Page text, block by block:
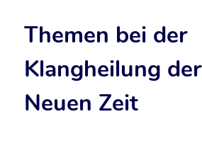
Themen bei der
Klangheilung der
Neuen Zeit